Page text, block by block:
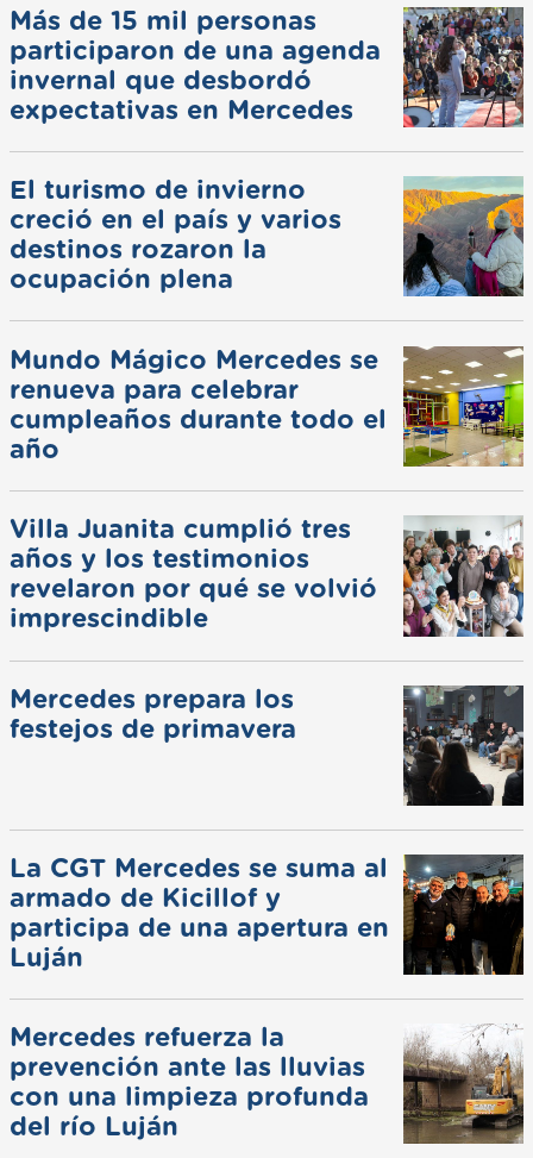
Más de 15 mil personas
participaron de una agenda
invernal que desbordó
expectativas en Mercedes
El turismo de invierno
creció en el país y varios
destinos rozaron la
ocupación plena
Mundo Mágico Mercedes se
renueva para celebrar
cumpleaños durante todo el
año
Villa Juanita cumplió tres
años y los testimonios
revelaron por qué se volvió
imprescindible
Mercedes prepara los
festejos de primavera
La CGT Mercedes se suma al
armado de Kicillof y
participa de una apertura en
Luján
Mercedes refuerza la
prevención ante las lluvias
con una limpieza profunda
del río Luján